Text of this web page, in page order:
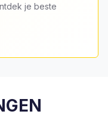
je beste